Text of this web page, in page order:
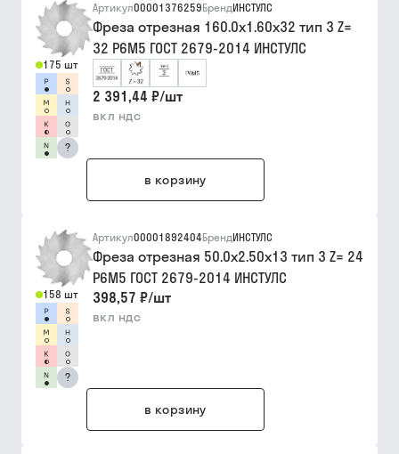
175 шт
?
Артикул00001376259БрендИНСТУЛС
Фреза отрезная 160.0х1.60х32 тип 3 Z=
32 Р6М5 ГОСТ 2679-2014 ИНСТУЛС
2 391,44 ₽/шт
вкл ндс
в корзину
158 шт
?
Артикул00001892404БрендИНСТУЛС
Фреза отрезная 50.0х2.50х13 тип 3 Z= 24
Р6М5 ГОСТ 2679-2014 ИНСТУЛС
398,57 ₽/шт
вкл ндс
в корзину